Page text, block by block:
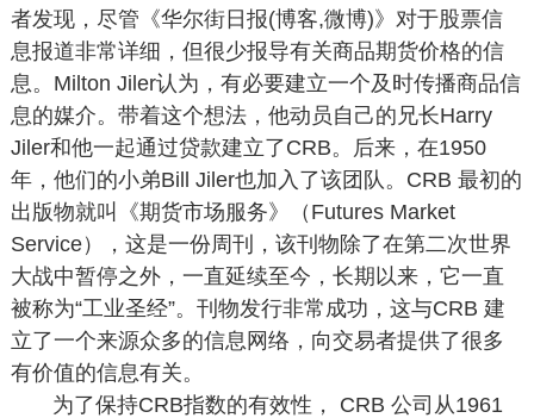
者发现，尽管《华尔街日报(博客,微博)》对于股票信
息报道非常详细，但很少报导有关商品期货价格的信
息。Milton Jiler认为，有必要建立一个及时传播商品信
息的媒介。带着这个想法，他动员自己的兄长Harry
Jiler和他一起通过贷款建立了CRB。后来，在1950
年，他们的小弟Bill Jiler也加入了该团队。CRB 最初的
出版物就叫《期货市场服务》（Futures Market
Service），这是一份周刊，该刊物除了在第二次世界
大战中暂停之外，一直延续至今，长期以来，它一直
被称为“工业圣经”。刊物发行非常成功，这与CRB 建
立了一个来源众多的信息网络，向交易者提供了很多
有价值的信息有关。
为了保持CRB指数的有效性， CRB 公司从1961